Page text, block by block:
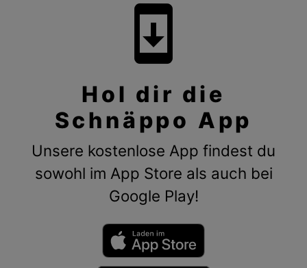
system_update
Hol dir die
Schnäppo App
Unsere kostenlose App findest du
sowohl im App Store als auch bei
Google Play!